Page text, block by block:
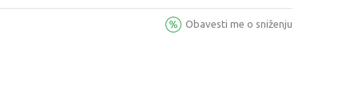
Obavesti me o sniženju